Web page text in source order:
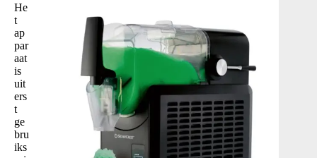
He
t
ap
par
aat
is
uit
ers
t
ge
bru
iks